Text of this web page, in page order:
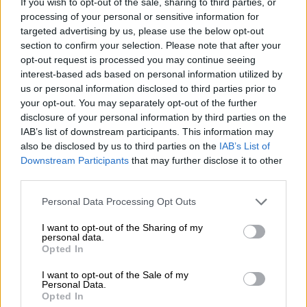
processing of your personal or sensitive information for
targeted advertising by us, please use the below opt-out
section to confirm your selection. Please note that after your
opt-out request is processed you may continue seeing
interest-based ads based on personal information utilized by
us or personal information disclosed to third parties prior to
your opt-out. You may separately opt-out of the further
disclosure of your personal information by third parties on the
IAB’s list of downstream participants. This information may
also be disclosed by us to third parties on the IAB’s List of
Downstream Participants that may further disclose it to other
Please note that this website/app uses one or more Google
not limited to your visit or usage behaviour. You may click to
grant or deny consent to Google and its third-party tags to
use your data for below specified purposes in below Google
consent section.
Personal Data Processing Opt Outs
I want to opt-out of the Sharing of my
personal data.
Opted In
I want to opt-out of the Sale of my
Personal Data.
Opted In
φύγει και δεν πάρει καμία απάντηση.
Κ.Γ.:Ωραία και εγώ τι πρέπει να κάνω να
περιμένω στο τμήμα ή να ξεκινήσω να
πηγαίνω προς το σπίτι;
Εκφ.:Του έχετε κάνει μήνυση;
Κ.Γ.: Όχι.
Εκφ.:Αυτός τι κάνει; Περιμένει. Για πιο
λόγο;
Κ.Γ.:Περιμένει για να μου…Να με
εκδικηθεί δεν ξέρω, να με χτυπήσει και
εχτές είχε έρθει και δεν το τραβήξαμε
Η στιγμή του φόνου
Κυριακήχάνεται για λίγο από την κάμερα
ωστόσο οι κινήσεις καταγράφονται από μια